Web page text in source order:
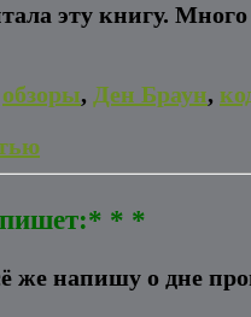
эту книгу.
обзоры, Ден Браун,
* *
же напишу о дне